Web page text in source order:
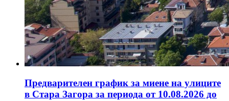
Предварителен график за миене на улиците
в Стара Загора за периода от 10.08.2026 до